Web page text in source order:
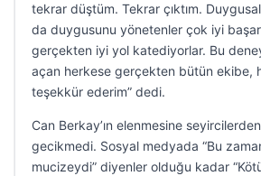
tekrar düştüm. Tekrar çıktım.
da duygusunu yönetenler çok iyi
gerçekten iyi yol katediyorlar. Bu
açan herkese gerçekten bütün ekibe,
teşekkür ederim” dedi.
Can Berkay’ın elenmesine
gecikmedi. Sosyal medyada “Bu
mucizeydi” diyenler olduğu kadar